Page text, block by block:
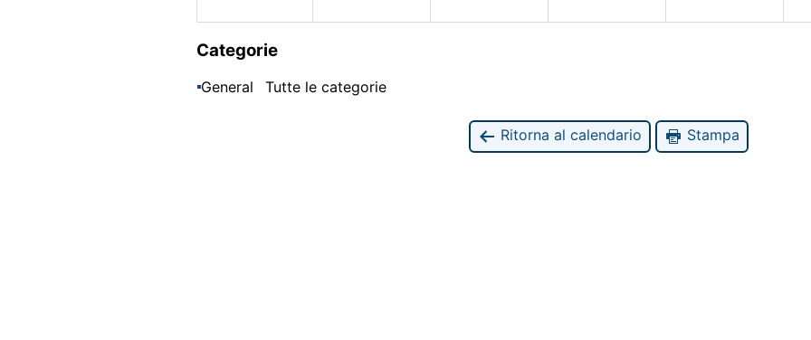
Categorie
General Tutte le categorie
Ritorna al calendario Stampa